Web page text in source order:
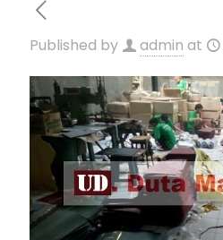
Published by admin at